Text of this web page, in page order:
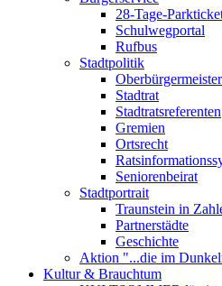
28-Tage-
Schulwegportal
Rufbus
Stadtpolitik
Oberbürgermeister
Stadtrat
Stadtratsreferenten
Gremien
Ortsrecht
Seniorenbeirat
Stadtportrait
Traunstein in
Partnerstädte
Geschichte
Aktion "...die im
Kultur & Brauchtum